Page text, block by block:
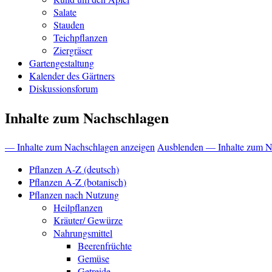
Salate
Stauden
Teichpflanzen
Ziergräser
Gartengestaltung
Kalender des Gärtners
Diskussionsforum
Inhalte zum Nachschlagen
— Inhalte zum Nachschlagen anzeigen Ausblenden — Inhalte zum
Pflanzen A-Z (deutsch)
Pflanzen A-Z (botanisch)
Pflanzen nach Nutzung
Heilpflanzen
Kräuter/ Gewürze
Nahrungsmittel
Beerenfrüchte
Gemüse